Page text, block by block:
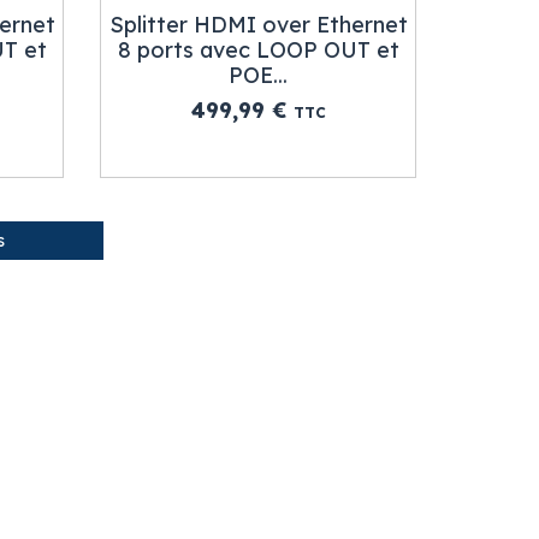
et
Splitter HDMI over Ethernet
8 ports avec LOOP OUT et
POE...
Prix
499,99 € TTC